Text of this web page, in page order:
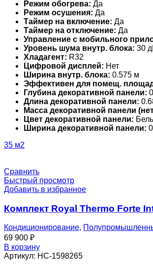
Режим обогрева: Да
Режим осушения: Да
Таймер на включение: Да
Таймер на отключение: Да
Управление c мобильного
Уровень шума внутр. блока: 30
Хладагент: R32
Цифровой дисплей: Нет
Ширина внутр. блока: 0.575 м
Эффективен для помещ.
Глубина декоративной панели:
Длина декоративной панели:
Масса декоративной панели
Цвет декоративной панели:
Ширина декоративной панели:
35 м2
Сравнить
Быстрый просмотр
Добавить в избранное
Комплект Royal Thermo Forte
Кондиционирование,
69 900 ₽
В корзину
Артикул: НС-1598265